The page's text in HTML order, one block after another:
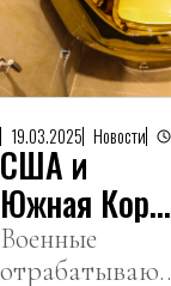
19.03.2025 Новости
США и
Южная Корея
провели
Военные
отрабатывают